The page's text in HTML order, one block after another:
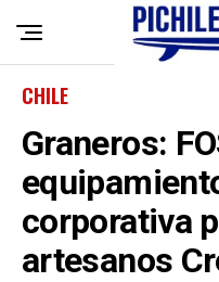
CHILE
Graneros:
corporativa
artesanos